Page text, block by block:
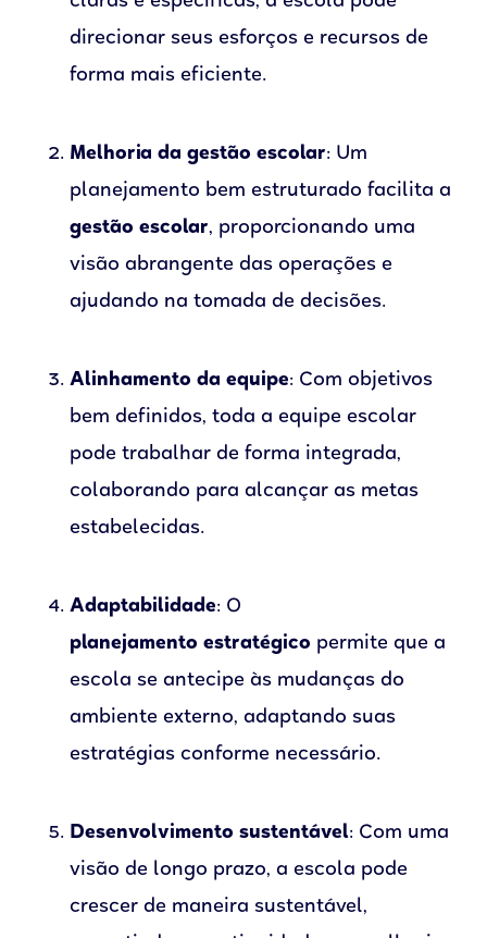
direcionar seus esforços e recursos de
forma mais eficiente.
Melhoria da gestão escolar: Um
planejamento bem estruturado facilita a
gestão escolar, proporcionando uma
visão abrangente das operações e
ajudando na tomada de decisões.
Alinhamento da equipe: Com objetivos
bem definidos, toda a equipe escolar
pode trabalhar de forma integrada,
colaborando para alcançar as metas
estabelecidas.
Adaptabilidade: O
planejamento estratégico permite que a
escola se antecipe às mudanças do
ambiente externo, adaptando suas
estratégias conforme necessário.
Desenvolvimento sustentável: Com uma
visão de longo prazo, a escola pode
crescer de maneira sustentável,